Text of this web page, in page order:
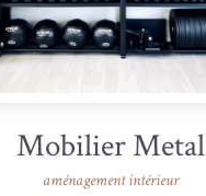
Mobilier Metal
aménagement intérieur